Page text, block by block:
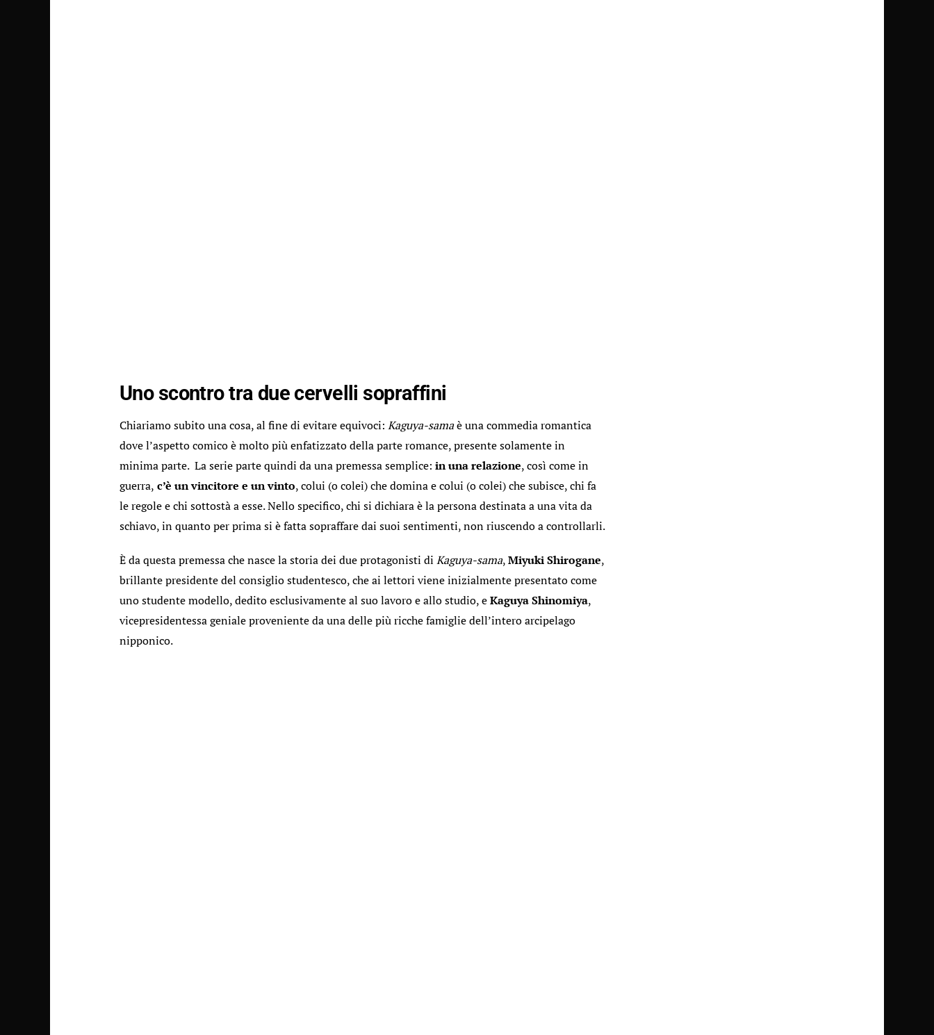
Uno scontro tra due cervelli sopraffini
Chiariamo subito una cosa, al fine di evitare equivoci: Kaguya-samaè una commedia romantica
dove l’aspetto comico è molto più enfatizzato della parte romance, presente solamente in
minima parte. La serie parte quindi da una premessa semplice: in una relazione, così come in
guerra, c’è un vincitore e un vinto, colui (o colei) che domina e colui (o colei) che subisce, chi fa
le regole e chi sottostà a esse. Nello specifico, chi si dichiara è la persona destinata a una vita da
schiavo, in quanto per prima si è fatta sopraffare dai suoi sentimenti, non riuscendo a controllarli.
È da questa premessa che nasce la storia dei due protagonisti di Kaguya-sama,Miyuki Shirogane,
brillante presidente del consiglio studentesco, che ai lettori viene inizialmente presentato come
uno studente modello, dedito esclusivamente al suo lavoro e allo studio, eKaguya Shinomiya,
vicepresidentessa geniale proveniente da una delle più ricche famiglie dell’intero arcipelago
nipponico.